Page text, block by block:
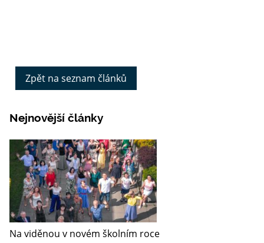
Zpět na seznam článků
Nejnovější články
Na viděnou v novém školním roce